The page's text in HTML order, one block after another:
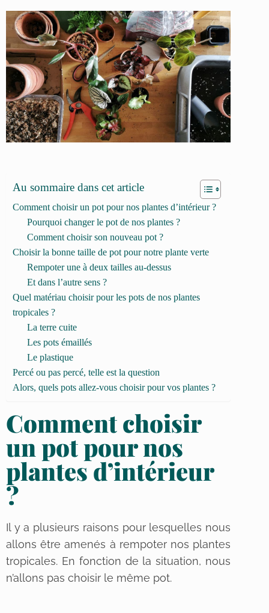
Au sommaire dans cet article
Comment choisir un pot pour nos plantes d’intérieur ?
Pourquoi changer le pot de nos plantes ?
Comment choisir son nouveau pot ?
Choisir la bonne taille de pot pour notre plante verte
Rempoter une à deux tailles au-dessus
Et dans l’autre sens ?
Quel matériau choisir pour les pots de nos plantes
tropicales ?
La terre cuite
Les pots émaillés
Le plastique
Percé ou pas percé, telle est la question
Alors, quels pots allez-vous choisir pour vos plantes ?
Comment choisir
un pot pour nos
plantes d’intérieur
?
Il y a plusieurs raisons pour lesquelles nous
allons être amenés à rempoter nos plantes
tropicales. En fonction de la situation, nous
n’allons pas choisir le même pot.